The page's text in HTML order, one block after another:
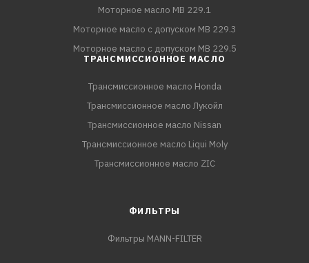
Моторное масло MB 229.1
Моторное масло с допуском MB 229.3
Моторное масло с допуском MB 229.5
ТРАНСМИССИОННОЕ МАСЛО
Трансмиссионное масло Honda
Трансмиссионное масло Лукойл
Трансмиссионное масло Nissan
Трансмиссионное масло Liqui Moly
Трансмиссионное масло ZIC
ФИЛЬТРЫ
Фильтры MANN-FILTER